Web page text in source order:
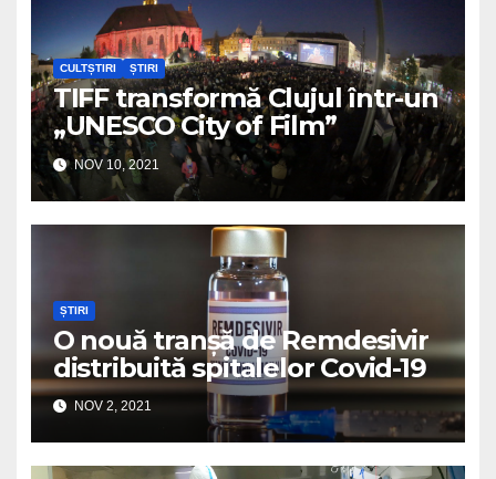
CULTȘTIRI ȘTIRI
TIFF transformă Clujul într-un
„UNESCO City of Film”
NOV 10, 2021
ȘTIRI
O nouă tranșă de Remdesivir
distribuită spitalelor Covid-19
NOV 2, 2021